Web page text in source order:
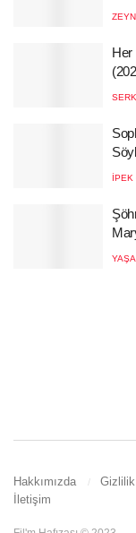
Her
İPEK
Hakkımızda
İletişim